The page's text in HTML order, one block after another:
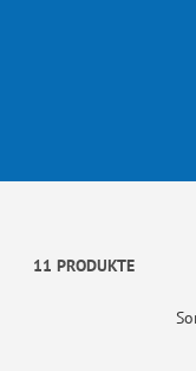
11 PRODUKTE